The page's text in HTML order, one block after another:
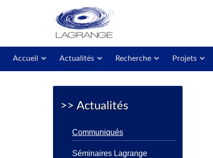
Accueil Actualités Recherche Projets
>> Actualités
Communiqués
Séminaires Lagrange